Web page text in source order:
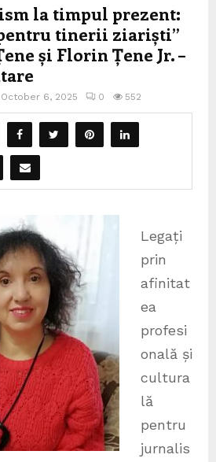
la timpul prezent:
tinerii ziariști”
și Florin Țene Jr. –
October 6, 2025 0 552
Legați
prin
afinitat
ea
profesi
onală și
cultura
lă
pentru
jurnalis